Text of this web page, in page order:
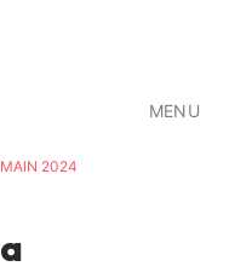
MENU
2024